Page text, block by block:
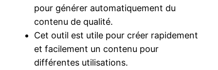
pour générer automatiquement du
contenu de qualité.
Cet outil est utile pour créer rapidement
et facilement un contenu pour
différentes utilisations.